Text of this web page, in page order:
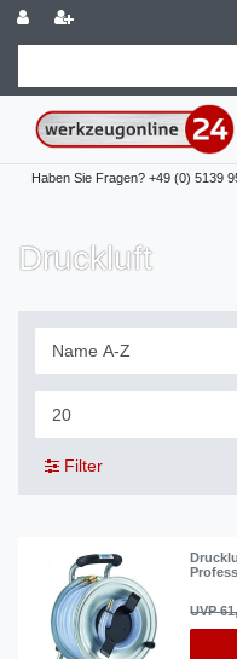
Haben Sie Fragen? +49 (0) 5139
Druckluft
Filter
UVP